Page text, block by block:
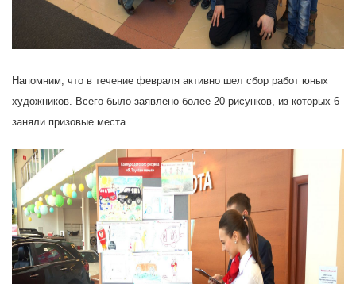
Напомним, что в течение февраля активно шел сбор работ юных
художников. Всего было заявлено более 20 рисунков, из которых 6
заняли призовые места.